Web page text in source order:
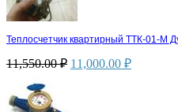
Теплосчетчик квартирный ТТК-01-М
11,550.00₽ 11,000.00 ₽